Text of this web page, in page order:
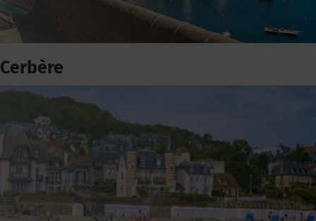
Cerbère